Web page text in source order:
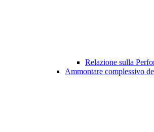
Relazione sulla
Ammontare complessivo